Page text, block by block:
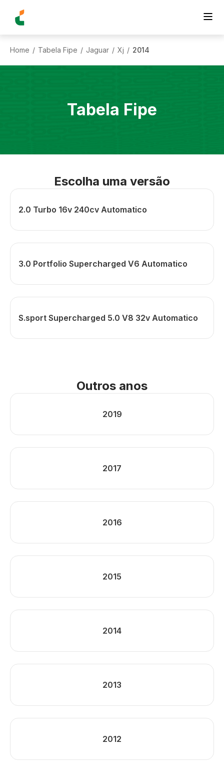
Home / Tabela Fipe / Jaguar / Xj / 2014
Tabela Fipe
Escolha uma versão
2.0 Turbo 16v 240cv Automatico
3.0 Portfolio Supercharged V6 Automatico
S.sport Supercharged 5.0 V8 32v Automatico
Outros anos
2019
2017
2016
2015
2014
2013
2012